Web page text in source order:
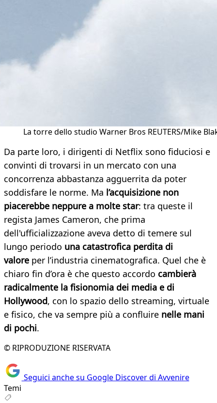
La torre dello studio Warner Bros REUTERS/Mike
Da parte loro, i dirigenti di Netflix sono fiduciosi e
convinti di trovarsi in un mercato con una
concorrenza abbastanza agguerrita da poter
soddisfare le norme. Ma l’acquisizione non
piacerebbe neppure a molte star: tra queste il
regista James Cameron, che prima
dell'ufficializzazione aveva detto di temere sul
lungo periodo una catastrofica perdita di
valore per l’industria cinematografica. Quel che è
chiaro fin d’ora è che questo accordo cambierà
radicalmente la fisionomia dei media e di
Hollywood, con lo spazio dello streaming, virtuale
e fisico, che va sempre più a confluire nelle mani
di pochi.
© RIPRODUZIONE RISERVATA
Seguici anche su Google Discover di Avvenire
Temi